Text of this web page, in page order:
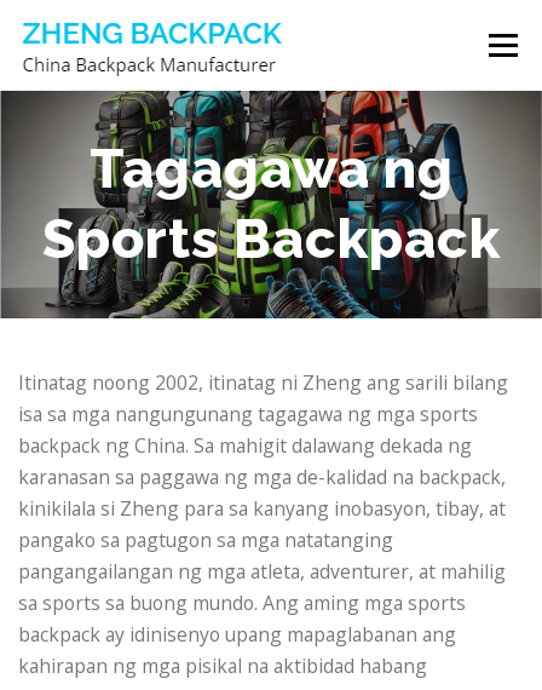
content
Menu
TAGAGAWA NG BACKPACK TUNGKOL SA AMIN
MAKIPAG-UGNAYAN SA AMIN
Tagagawa ng
Sports Backpack
Itinatag noong 2002, itinatag ni Zheng ang sarili bilang
isa sa mga nangungunang tagagawa ng mga sports
backpack ng China. Sa mahigit dalawang dekada ng
karanasan sa paggawa ng mga de-kalidad na backpack,
kinikilala si Zheng para sa kanyang inobasyon, tibay, at
pangako sa pagtugon sa mga natatanging
pangangailangan ng mga atleta, adventurer, at mahilig
sa sports sa buong mundo. Ang aming mga sports
backpack ay idinisenyo upang mapaglabanan ang
kahirapan ng mga pisikal na aktibidad habang